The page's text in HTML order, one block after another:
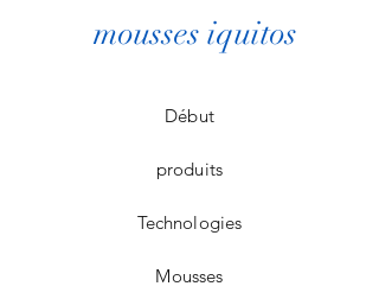
mousses iquitos
Début
produits
Technologies
Mousses